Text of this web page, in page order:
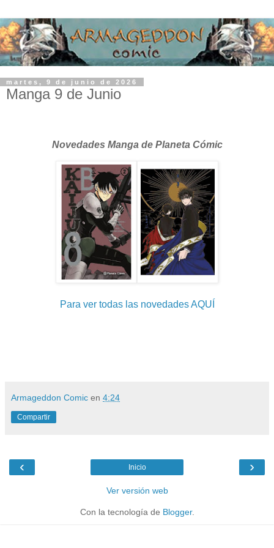
martes, 9 de junio de 2026
Manga 9 de Junio
Novedades Manga de Planeta Cómic
Para ver todas las novedades AQUÍ
Armageddon Comic en 4:24
Compartir
‹ ›
Inicio
Ver versión web
Con la tecnología de Blogger.